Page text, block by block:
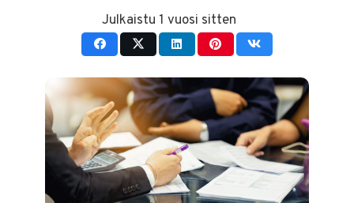
Julkaistu 1 vuosi sitten